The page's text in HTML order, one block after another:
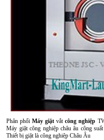
Phân phốiMáy giặt vắtcông nghiệp
Máy giặt công nghiệp châu âu công
Thiết bị giặt là công nghiệp Châu Âu